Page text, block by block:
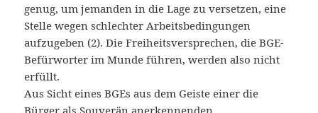
genug, um jemanden in die Lage zu versetzen, eine
Stelle wegen schlechter Arbeitsbedingungen
aufzugeben (2). Die Freiheitsversprechen, die BGE-
Befürworter im Munde führen, werden also nicht
erfüllt.
Aus Sicht eines BGEs aus dem Geiste einer die